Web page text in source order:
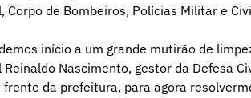
de Bombeiros, Polícias Militar e
início a um grande mutirão de
Nascimento, gestor da Defesa
da prefeitura, para agora